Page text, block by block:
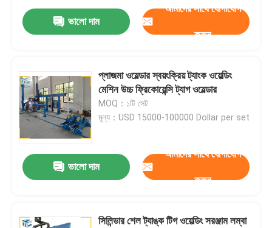
ভালো দাম
আমাদের সাথে যোগাযোগ
করুন
প্লাজমা ওয়েল্ডার স্বয়ংক্রিয় ট্যাংক ওয়েল্ডিং
মেশিন উচ্চ ফ্রিকোয়েন্সি ট্যাগ ওয়েল্ডার
MOQ：১টি সেট
মূল্য：USD 15000-100000 Dollar per set
ভালো দাম
আমাদের সাথে যোগাযোগ
করুন
সিলিন্ডার শেল ট্যাঙ্ক টিগ ওয়েল্ডিং সরঞ্জাম লম্বা